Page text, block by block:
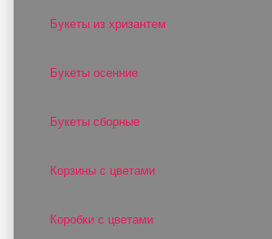
Букеты из хризантем
Букеты осенние
Букеты сборные
Корзины с цветами
Коробки с цветами